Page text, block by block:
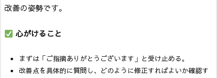
改善の姿勢です。
心がけること
まずは「ご指摘ありがとうございます」と受け止める。
改善点を具体的に質問し、どのように修正すればよいか確認す